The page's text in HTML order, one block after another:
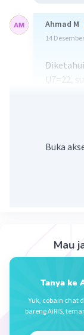
Ahmad M
14
U7=22,
Buka
Mau
Tanya ke
Yuk, cobain chat
bareng AiRIS,